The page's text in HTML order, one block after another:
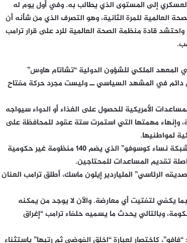
إلى المستوى الذي يطالب به. وفي أول يوم له
العالمية للمرة الثانية، وهو التصرف الذي من شأنه أن
واحتشد قادة منظمة الصحة العالمية للرد على قرار ترامب
المعهد الملكي للشؤون الدولية “تشاتام هاوس”
دائم في المشهد السياسي ــ وليست مجرد حركة مفتاح
الأمريكية للحصول على الغذاء أو الدواء سيواجه
وإنهاء مهمتها التي استمرت ستة عقود للمحافظة على
لمواطنيها.
في الوقت نفسه تقول أريانا قصي مصطفى من تجمع “شبكة نساء كوسوفو” الذي يضم 140 منظومة غير حكومية
تقديم المساعدات للمحتاجين.
الرئاسي” الملياردير إيلون ماسك، أطلق ترامب العنان
بما يكفي لتفتيت أي معارضة. والآن لا يوجد من يمكنه
وبالتالي يحدث ما يسميه حلفاء ترامب “إغراق